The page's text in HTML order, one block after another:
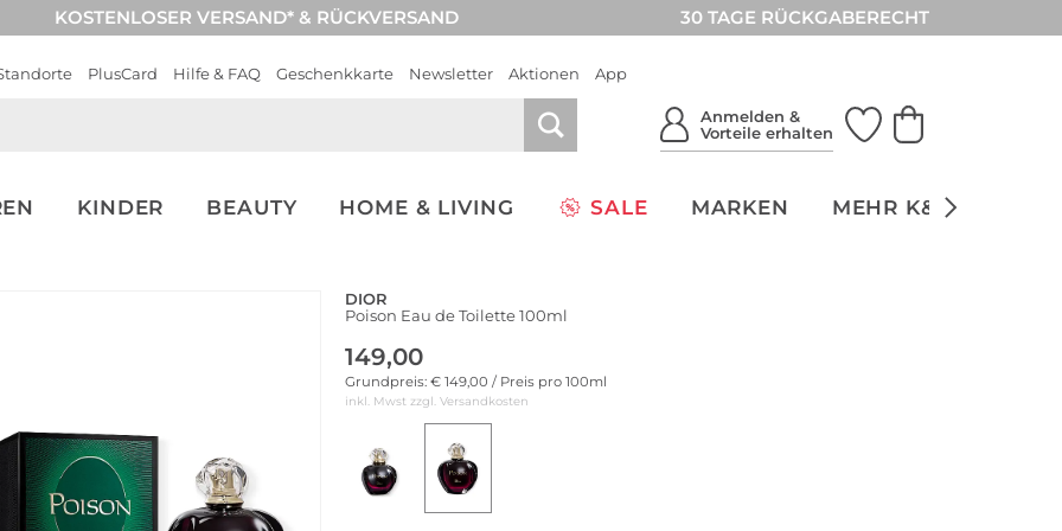
KOSTENLOSER VERSAND* & RÜCKVERSAND 30 TAGE RÜCKGABERECHT
PlusCard Hilfe & FAQ Geschenkkarte Newsletter Aktionen App
Anmelden &
Vorteile erhalten
KINDER BEAUTY HOME & LIVING SALE MARKEN MEHR K&Ö
DIOR
Poison Eau de Toilette 100ml
149,00
Grundpreis: € 149,00 / Preis pro 100ml
inkl. Mwst zzgl. Versandkosten